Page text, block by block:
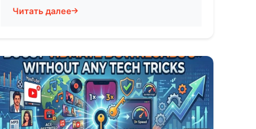
Читать далее